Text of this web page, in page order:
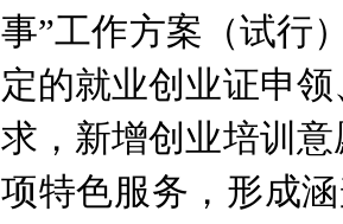
事”工作方案（试行
定的就业创业证申
求，新增创业培训
项特色服务，形成